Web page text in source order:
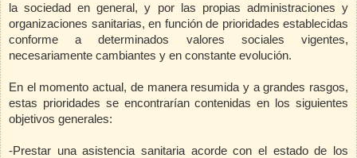
la sociedad en general, y por las propias administraciones y
organizaciones sanitarias, en función de prioridades establecidas
conforme a determinados valores sociales vigentes,
necesariamente cambiantes y en constante evolución.
En el momento actual, de manera resumida y a grandes rasgos,
estas prioridades se encontrarían contenidas en los siguientes
objetivos generales:
-Prestar una asistencia sanitaria acorde con el estado de los